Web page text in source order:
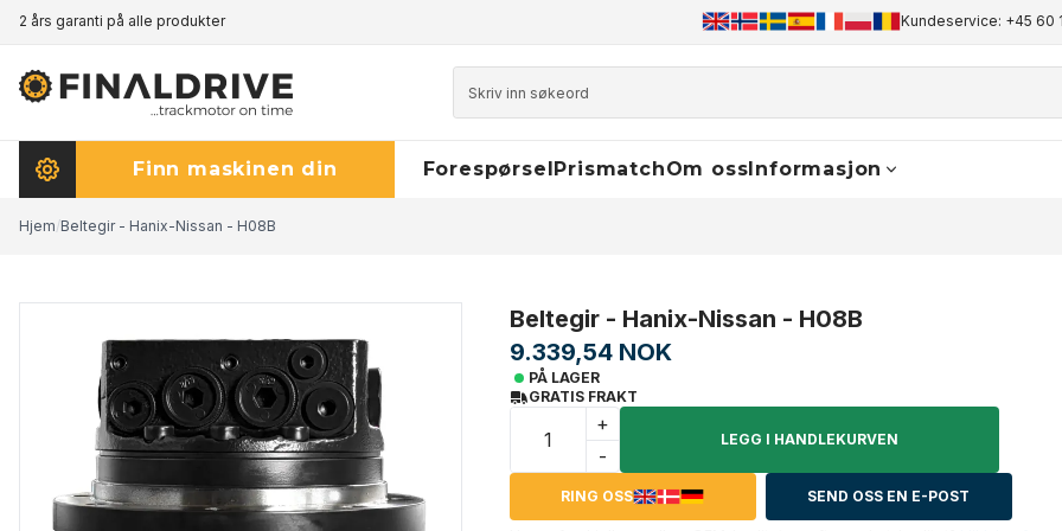
2 års garanti på alle produkterPrisgaranti - klikk her for å lese mer +45 60 17 81 50 info@finaldrive-trackmotors.com
Kundeservice: +45 60
Finn maskinen din ForespørselPrismatchOm ossInformasjon
Hjem/Beltegir - Hanix-Nissan - H08B
Beltegir - Hanix-Nissan - H08B
9.339,54 NOK
PÅ LAGER
GRATIS FRAKT
+
-
LEGG I HANDLEKURVEN
RING OSS SEND OSS EN E-POST